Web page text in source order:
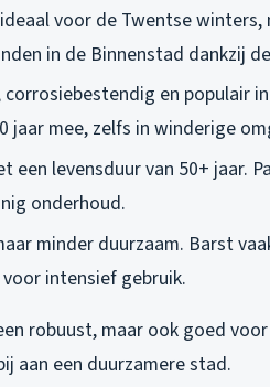
voor de Twentse winters,
in de Binnenstad dankzij
en populair
jaar mee, zelfs in winderige
een levensduur van 50+ jaar.
onderhoud.
minder duurzaam. Barst
intensief gebruik.
robuust, maar ook goed
aan een duurzamere stad.